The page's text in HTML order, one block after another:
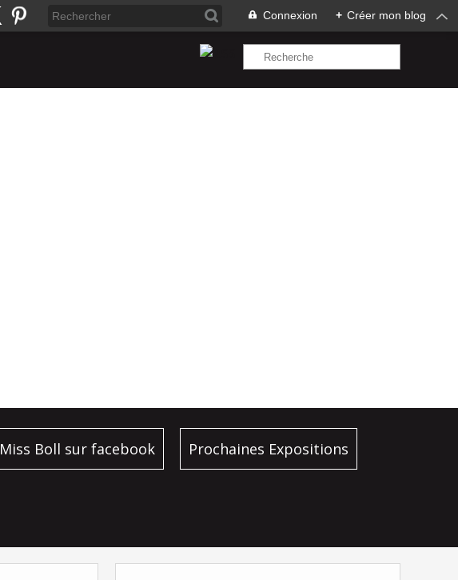
Connexion + Créer mon blog
Miss Boll sur facebook Prochaines Expositions